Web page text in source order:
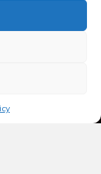
1, 575 95